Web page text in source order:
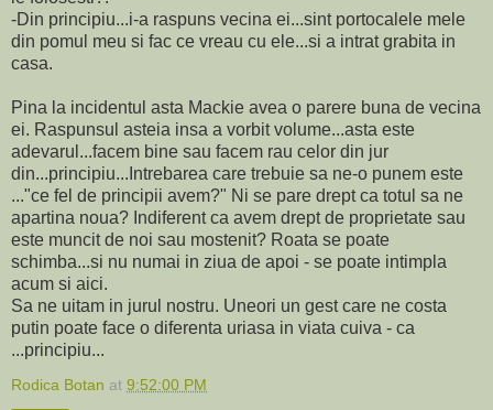
-Din principiu...i-a raspuns vecina ei...sint portocalele mele
din pomul meu si fac ce vreau cu ele...si a intrat grabita in
casa.
Pina la incidentul asta Mackie avea o parere buna de vecina
ei. Raspunsul asteia insa a vorbit volume...asta este
adevarul...facem bine sau facem rau celor din jur
din...principiu...Intrebarea care trebuie sa ne-o punem este
..."ce fel de principii avem?" Ni se pare drept ca totul sa ne
apartina noua? Indiferent ca avem drept de proprietate sau
este muncit de noi sau mostenit? Roata se poate
schimba...si nu numai in ziua de apoi - se poate intimpla
acum si aici.
Sa ne uitam in jurul nostru. Uneori un gest care ne costa
putin poate face o diferenta uriasa in viata cuiva - ca
...principiu...
Rodica Botan at 9:52:00 PM